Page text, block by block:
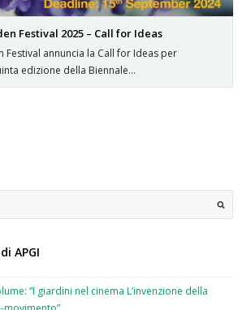
Festival 2025 – Call for Ideas
Festival annuncia la Call for Ideas per
edizione della Biennale…
APGI
“I giardini nel cinema L’invenzione della